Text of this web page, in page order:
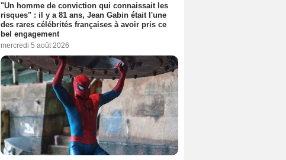
"Un homme de conviction qui connaissait les
risques" : il y a 81 ans, Jean Gabin était l'une
des rares célébrités françaises à avoir pris ce
bel engagement
mercredi 5 août 2026